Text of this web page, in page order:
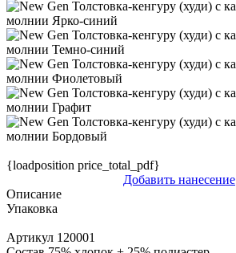
{loadposition price_total_pdf}
Добавить нанесение
Описание
Упаковка
Артикул 120001